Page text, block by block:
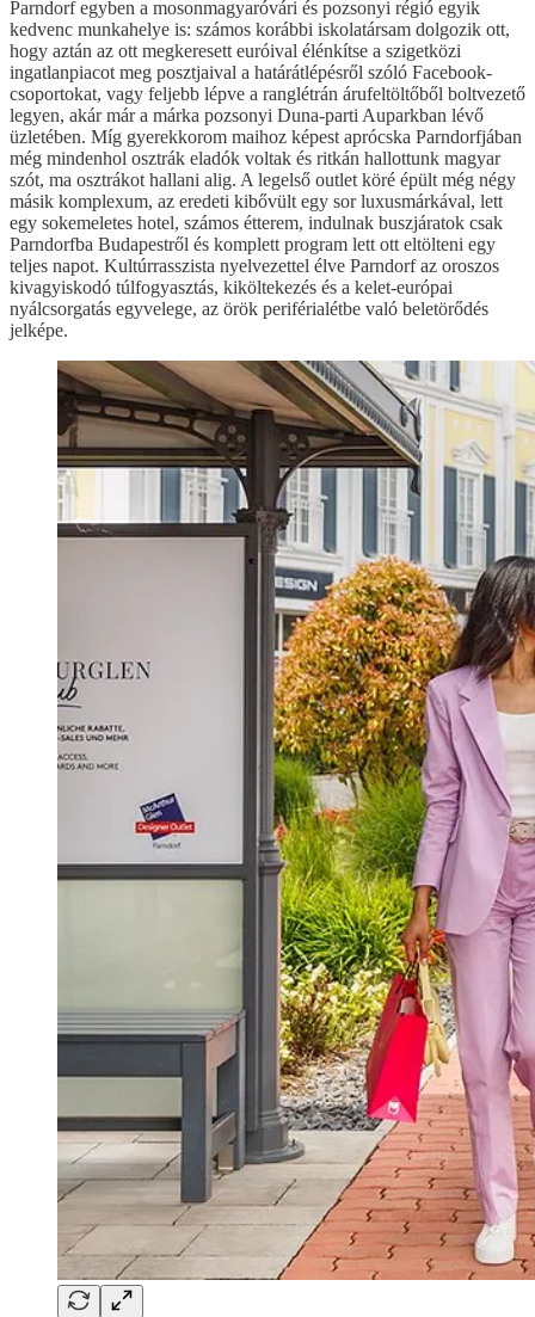
Parndorf egyben a mosonmagyaróvári és pozsonyi régió egyik
kedvenc munkahelye is: számos korábbi iskolatársam dolgozik ott,
hogy aztán az ott megkeresett euróival élénkítse a szigetközi
ingatlanpiacot meg posztjaival a határátlépésről szóló Facebook-
csoportokat, vagy feljebb lépve a ranglétrán árufeltöltőből boltvezető
legyen, akár már a márka pozsonyi Duna-parti Auparkban lévő
üzletében. Míg gyerekkorom maihoz képest aprócska Parndorfjában
még mindenhol osztrák eladók voltak és ritkán hallottunk magyar
szót, ma osztrákot hallani alig. A legelső outlet köré épült még négy
másik komplexum, az eredeti kibővült egy sor luxusmárkával, lett
egy sokemeletes hotel, számos étterem, indulnak buszjáratok csak
Parndorfba Budapestről és komplett program lett ott eltölteni egy
teljes napot. Kultúrrasszista nyelvezettel élve Parndorf az oroszos
kivagyiskodó túlfogyasztás, kiköltekezés és a kelet-európai
nyálcsorgatás egyvelege, az örök periférialétbe való beletörődés
jelképe.